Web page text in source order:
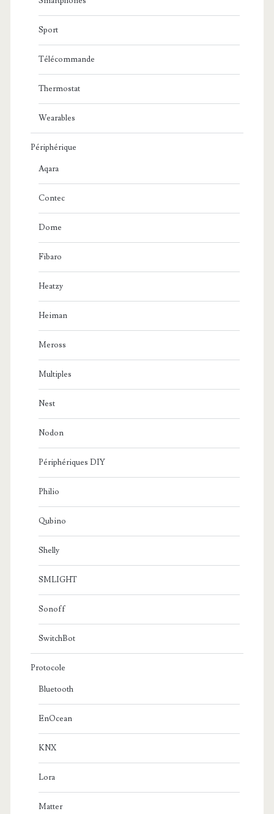
Sport
Télécommande
Thermostat
Wearables
Périphérique
Aqara
Contec
Dome
Fibaro
Heatzy
Heiman
Meross
Multiples
Nest
Nodon
Périphériques DIY
Philio
Qubino
Shelly
SMLIGHT
Sonoff
SwitchBot
Protocole
Bluetooth
EnOcean
KNX
Lora
Matter